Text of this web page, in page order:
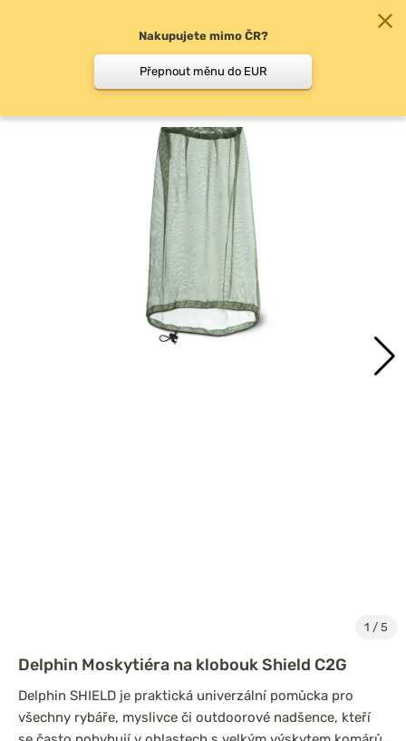
Moskytiéry
1 / 5
Delphin Moskytiéra na klobouk Shield C2G
Delphin SHIELD je praktická univerzální pomůcka pro
všechny rybáře, myslivce či outdoorové nadšence, kteří
Nakupujete mimo ČR?
Přepnout měnu do EUR